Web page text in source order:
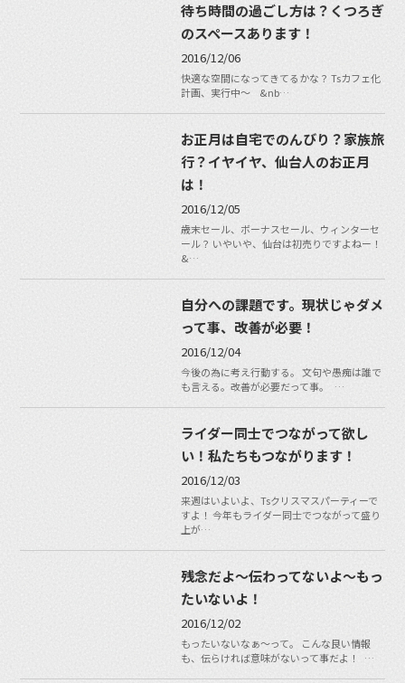
待ち時間の過ごし方は？くつろぎ
のスペースあります！
2016/12/06
快適な空間になってきてるかな？ Tsカフェ化
計画、実行中〜 &nb…
お正月は自宅でのんびり？家族旅
行？イヤイヤ、仙台人のお正月
は！
2016/12/05
歳末セール、ボーナスセール、ウィンターセ
ール？ いやいや、仙台は初売りですよねー！
&…
自分への課題です。現状じゃダメ
って事、改善が必要！
2016/12/04
今後の為に考え行動する。 文句や愚痴は誰で
も言える。改善が必要だって事。 …
ライダー同士でつながって欲し
い！私たちもつながります！
2016/12/03
来週はいよいよ、Tsクリスマスパーティーで
すよ！ 今年もライダー同士でつながって盛り
上が…
残念だよ〜伝わってないよ〜もっ
たいないよ！
2016/12/02
もったいないなぁ〜って。 こんな良い情報
も、伝らければ意味がないって事だよ！ …